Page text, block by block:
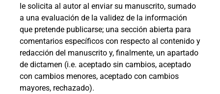
le solicita al autor al enviar su manuscrito, sumado
a una evaluación de la validez de la información
que pretende publicarse; una sección abierta para
comentarios específicos con respecto al contenido y
redacción del manuscrito y, finalmente, un apartado
de dictamen (i.e. aceptado sin cambios, aceptado
con cambios menores, aceptado con cambios
mayores, rechazado).